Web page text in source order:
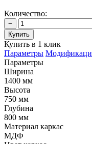
Количество:
−
Купить
Купить в 1 клик
Параметры
Параметры
Ширина
1400 мм
Высота
750 мм
Глубина
800 мм
Материал каркас
МДФ